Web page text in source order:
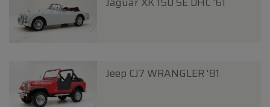
Jeep CJ7 WRANGLER '81